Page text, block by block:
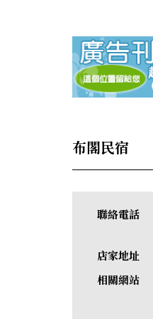
布閣民宿
聯絡電話
店家地址
相關網站